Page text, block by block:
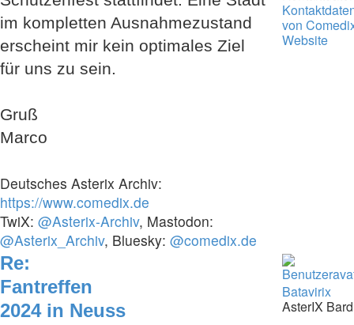
im kompletten Ausnahmezustand
erscheint mir kein optimales Ziel
für uns zu sein.
Gruß
Marco
Deutsches Asterix Archiv:
https://www.comedix.de
TwiX: @Asterix-Archiv, Mastodon:
@Asterix_Archiv, Bluesky: @comedix.de
von
Website
Re:
Fantreffen
2024 in Neuss
Batavirix
AsterIX Bard